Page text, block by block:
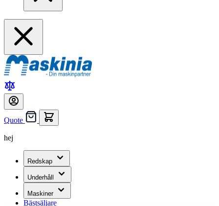
Quote
hej
Redskap
Underhåll
Maskiner
Bästsäljare